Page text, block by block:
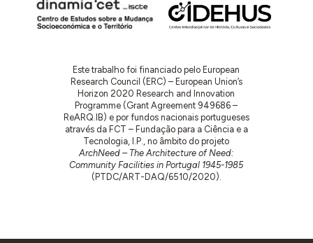
Este trabalho foi financiado pelo European
Research Council (ERC) – European Union’s
Horizon 2020 Research and Innovation
Programme (Grant Agreement 949686 –
ReARQ.IB) e por fundos nacionais portugueses
através da FCT – Fundação para a Ciência e a
Tecnologia, I.P., no âmbito do projeto
ArchNeed – The Architecture of Need:
Community Facilities in Portugal 1945-1985
(PTDC/ART-DAQ/6510/2020).